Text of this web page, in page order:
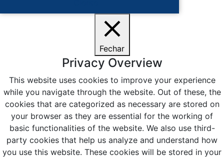
Fechar
Privacy Overview
This website uses cookies to improve your experience
while you navigate through the website. Out of these, the
cookies that are categorized as necessary are stored on
your browser as they are essential for the working of
basic functionalities of the website. We also use third-
party cookies that help us analyze and understand how
you use this website. These cookies will be stored in your